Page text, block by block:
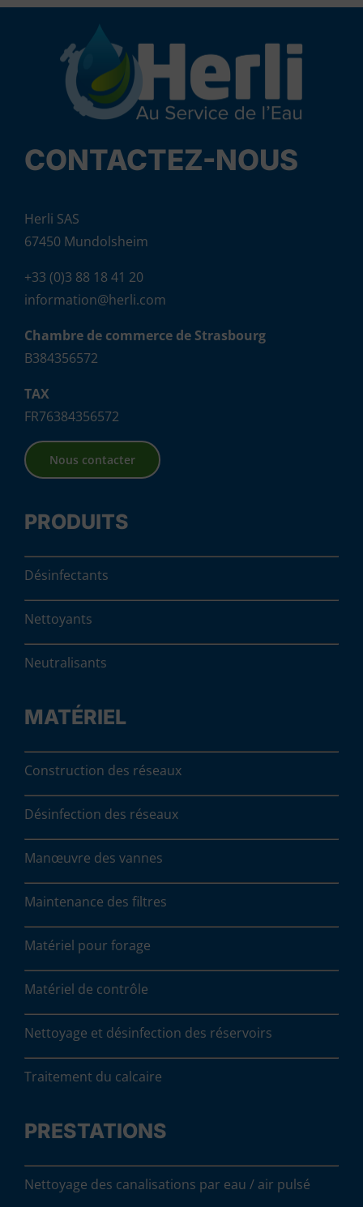
CONTACTEZ-NOUS
Herli SAS
67450 Mundolsheim
+33 (0)3 88 18 41 20
information@herli.com
Chambre de commerce de Strasbourg
B384356572
TAX
FR76384356572
Nous contacter
PRODUITS
Désinfectants
Nettoyants
Neutralisants
MATÉRIEL
Construction des réseaux
Désinfection des réseaux
Manœuvre des vannes
Maintenance des filtres
Matériel pour forage
Matériel de contrôle
Nettoyage et désinfection des réservoirs
Traitement du calcaire
PRESTATIONS
Nettoyage des canalisations par eau / air pulsé